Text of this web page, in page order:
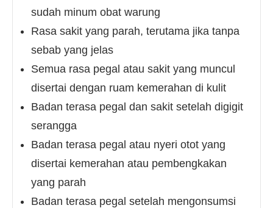
sudah minum obat warung
Rasa sakit yang parah, terutama jika tanpa
sebab yang jelas
Semua rasa pegal atau sakit yang muncul
disertai dengan ruam kemerahan di kulit
Badan terasa pegal dan sakit setelah digigit
serangga
Badan terasa pegal atau nyeri otot yang
disertai kemerahan atau pembengkakan
yang parah
Badan terasa pegal setelah mengonsumsi